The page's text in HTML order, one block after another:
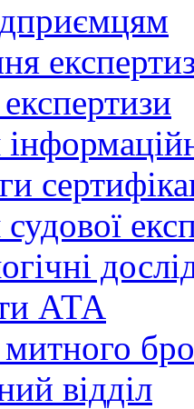
судової
АТА
відділ